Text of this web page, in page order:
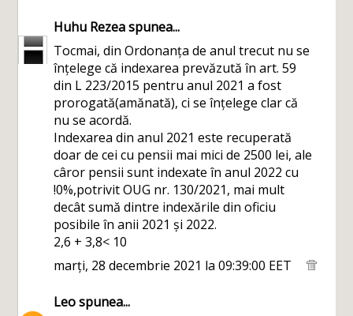
Huhu Rezeaspunea...
Tocmai, din Ordonanța de anul trecut nu se
înțelege că indexarea prevăzută în art. 59
din L 223/2015 pentru anul 2021 a fost
prorogată(amănată), ci se înțelege clar că
nu se acordă.
Indexarea din anul 2021 este recuperată
doar de cei cu pensii mai mici de 2500 lei, ale
câror pensii sunt indexate în anul 2022 cu
!0%,potrivit OUG nr. 130/2021, mai mult
decât sumă dintre indexările din oficiu
posibile în anii 2021 și 2022.
2,6 + 3,8< 10
marți, 28 decembrie 2021 la 09:39:00 EET
Leospunea...